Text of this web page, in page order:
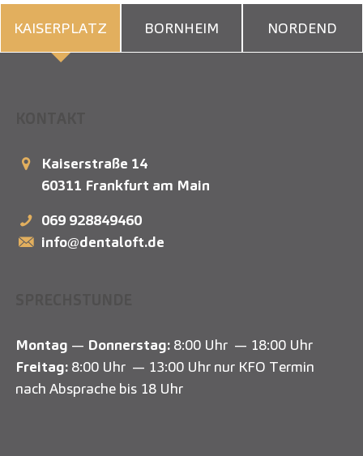
KAISERPLATZ BORNHEIM NORDEND
Kaiserstraße 14
60311 Frankfurt am Main
069 928849460
info@dentaloft.de
Montag — Donnerstag: 8:00 Uhr — 18:00 Uhr
Freitag: 8:00 Uhr — 13:00 Uhr nur KFO Termin
nach Absprache bis 18 Uhr